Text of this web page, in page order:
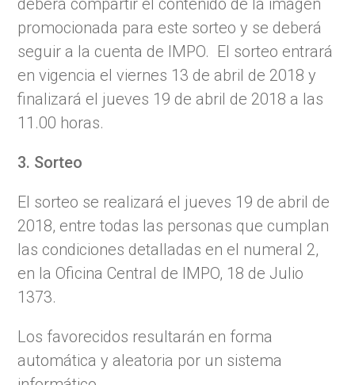
deberá compartir el contenido de la imagen
promocionada para este sorteo y se deberá
seguir a la cuenta de IMPO. El sorteo entrará
en vigencia el viernes 13 de abril de 2018 y
finalizará el jueves 19 de abril de 2018 a las
11.00 horas.
3. Sorteo
El sorteo se realizará el jueves 19 de abril de
2018, entre todas las personas que cumplan
las condiciones detalladas en el numeral 2,
en la Oficina Central de IMPO, 18 de Julio
1373.
Los favorecidos resultarán en forma
automática y aleatoria por un sistema